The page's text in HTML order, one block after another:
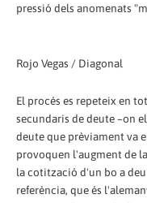
pressió dels anomenats
Rojo Vegas / Diagonal
El procés es repeteix en
secundaris de deute –on
deute que prèviament va
provoquen l'augment de
la cotització d'un bo a
referència, que és